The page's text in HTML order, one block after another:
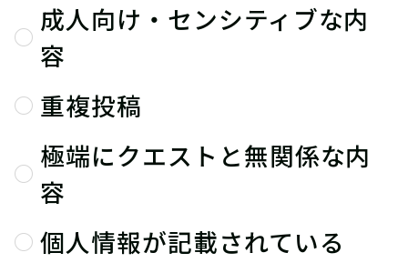
成人向け・センシティブな内
容
重複投稿
極端にクエストと無関係な内
容
個人情報が記載されている